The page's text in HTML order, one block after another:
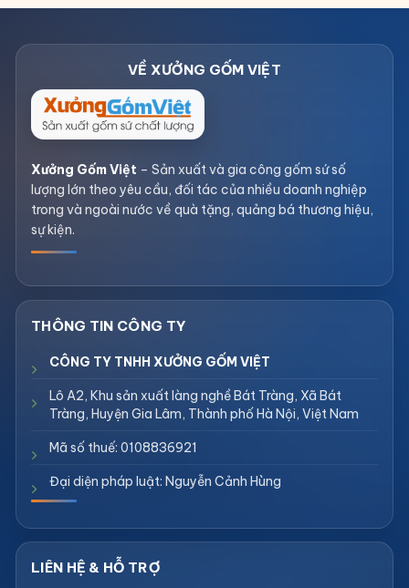
Xưởng Gốm Việt – Sản xuất và gia công gốm sứ số
lượng lớn theo yêu cầu, đối tác của nhiều doanh nghiệp
trong và ngoài nước về quà tặng, quảng bá thương hiệu,
sự kiện.
CÔNG TY TNHH XƯỞNG GỐM VIỆT
Lô A2, Khu sản xuất làng nghề Bát Tràng, Xã Bát
Tràng, Huyện Gia Lâm, Thành phố Hà Nội, Việt Nam
Mã số thuế: 0108836921
Đại diện pháp luật: Nguyễn Cảnh Hùng